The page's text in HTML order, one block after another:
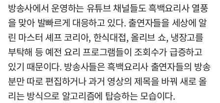
방송사에서 운영하는 유튜브 채널들도 흑백요리사 열풍
을 맞아 발빠르게 대응하고 있다. 출연자들을 세상에 알
린 마스터 셰프 코리아, 한식대접, 올리브 쇼, 냉장고를
부탁해 등 예전 요리 프로그램들이 조회수가 급증하고
있기 때문이다. 방송사들은 흑백요리사 출연자들의 방송
분만 따로 편집하거나 과거 영상의 제목을 바꿔 새로 올
리는 방식으로 알고리즘에 탑승하는 모습이다.